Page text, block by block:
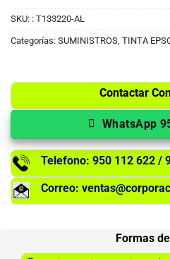
SKU: : T133220-AL
Categorías: SUMINISTROS, TINTA
Contactar
WhatsApp
Telefono: 950 112 622 /
Correo:
Formas